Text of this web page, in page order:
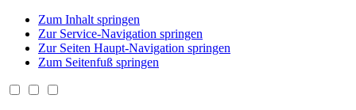
Zum Inhalt springen
Zur Service-Navigation springen
Zur Seiten Haupt-Navigation springen
Zum Seitenfuß springen